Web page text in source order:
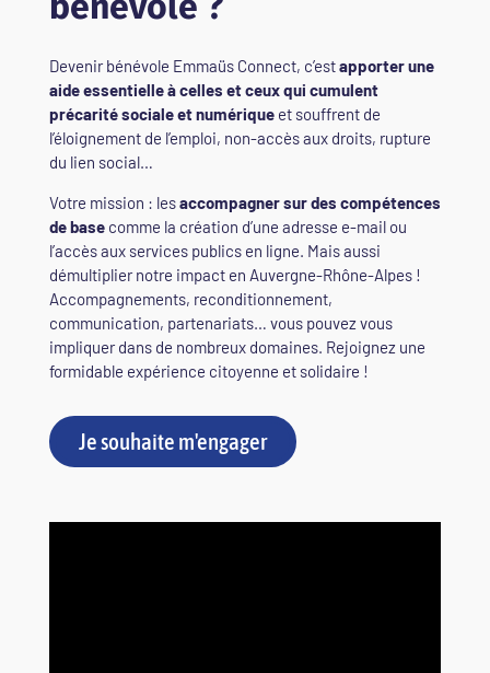
Devenir bénévole Emmaüs Connect, c’estapporter une
aide essentielle à celles et ceux qui cumulent
précarité sociale et numériqueet souffrent de
l’éloignement de l’emploi, non-accès aux droits, rupture
du lien social…
Votre mission : lesaccompagner sur des compétences
de basecomme la création d’une adresse e-mail ou
l’accès aux services publics en ligne. Mais aussi
démultiplier notre impact en Auvergne-Rhône-Alpes !
Accompagnements, reconditionnement,
communication, partenariats… vous pouvez vous
impliquer dans de nombreux domaines. Rejoignez une
formidable expérience citoyenne et solidaire !
Je souhaite m'engager